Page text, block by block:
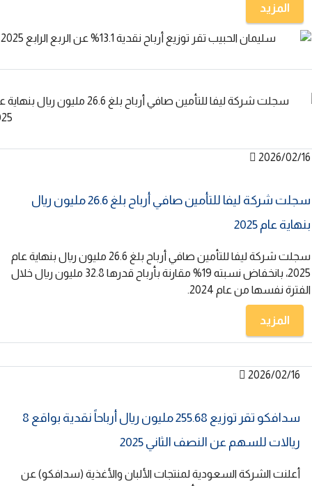
2026/02/16
سدافكو تقر توزيع 255.68 مليون ريال أرباحاً نقدية بواقع 8
ريالات للسهم عن النصف الثاني 2025
أعلنت الشركة السعودية لمنتجات الألبان والأغذية (سدافكو) عن
2026/02/16
سجلت شركة ليفا للتأمين صافي أرباح بلغ 26.6 مليون ريال
بنهاية عام 2025
سجلت شركة ليفا للتأمين صافي أرباح بلغ 26.6 مليون ريال بنهاية عام
2025، بانخفاض نسبته 19% مقارنة بأرباح قدرها 32.8 مليون ريال خلال
الفترة نفسها من عام 2024.
المزيد
المزيد